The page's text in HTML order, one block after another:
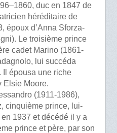
duc en 1847 de
héréditaire de
époux d’Anna Sforza-
Le troisième prince
cadet Marino (1861-
lui succéda
Il épousa une riche
Elsie Moore.
(1911-1986),
cinquième prince, lui-
1937 et décédé il y a
prince et père, par son